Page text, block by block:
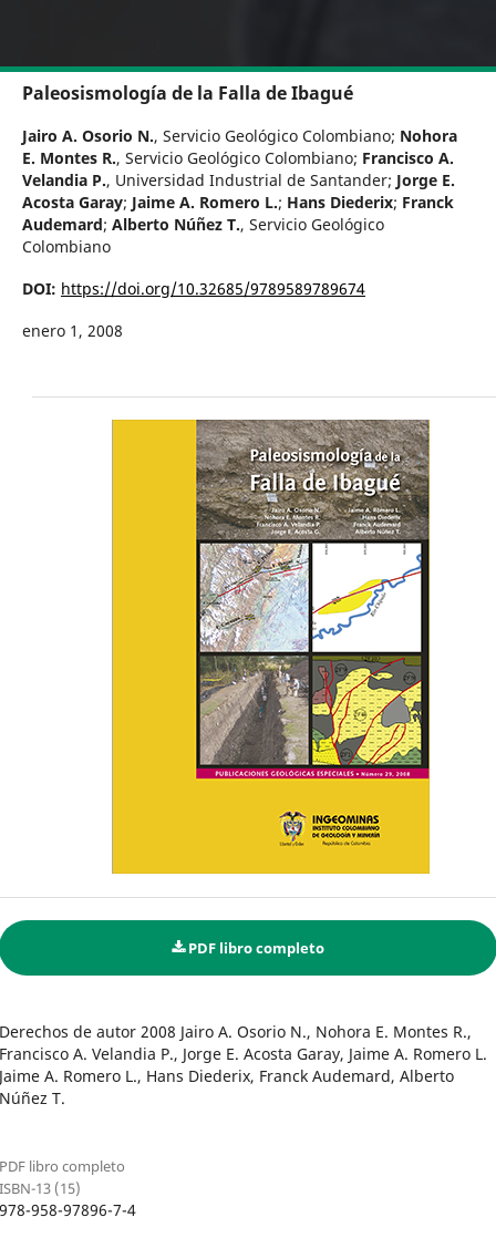
Paleosismología de la Falla de Ibagué
Jairo A. Osorio N., Servicio Geológico Colombiano; Nohora
E. Montes R., Servicio Geológico Colombiano; Francisco A.
Velandia P., Universidad Industrial de Santander; Jorge E.
Acosta Garay; Jaime A. Romero L.; Hans Diederix; Franck
Audemard; Alberto Núñez T., Servicio Geológico
Colombiano
DOI: https://doi.org/10.32685/9789589789674
enero 1, 2008
PDF libro completo
Derechos de autor 2008 Jairo A. Osorio N., Nohora E. Montes R.,
Francisco A. Velandia P., Jorge E. Acosta Garay, Jaime A. Romero L.
Jaime A. Romero L., Hans Diederix, Franck Audemard, Alberto
Núñez T.
PDF libro completo
ISBN-13 (15)
978-958-97896-7-4